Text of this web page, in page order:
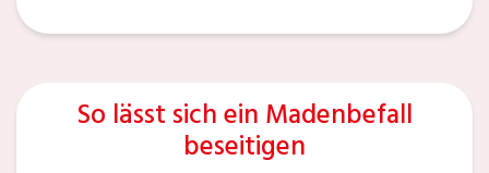
So lässt sich ein Madenbefall
beseitigen